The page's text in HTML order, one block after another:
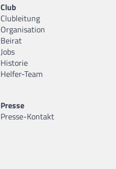
Club
Clubleitung
Organisation
Beirat
Jobs
Historie
Helfer-Team
Presse
Presse-Kontakt